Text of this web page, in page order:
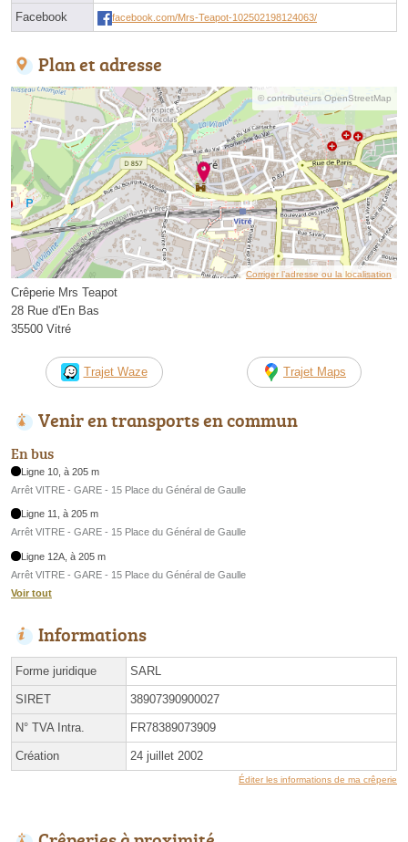
Facebook facebook.com/Mrs-Teapot-102502198124063/
Plan et adresse
© contributeurs OpenStreetMap
Corriger l’adresse ou la localisation
Crêperie Mrs Teapot
28 Rue d'En Bas
35500 Vitré
Trajet Waze Trajet Maps
Venir en transports en commun
En bus
Ligne 10, à 205 m
Arrêt VITRE - GARE - 15 Place du Général de Gaulle
Ligne 11, à 205 m
Arrêt VITRE - GARE - 15 Place du Général de Gaulle
Ligne 12A, à 205 m
Arrêt VITRE - GARE - 15 Place du Général de Gaulle
Voir tout
Informations
Forme juridique SARL
SIRET 38907390900027
N° TVA Intra. FR78389073909
Création 24 juillet 2002
Éditer les informations de ma crêperie